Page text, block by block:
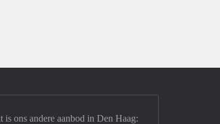
ons andere aanbod in Den Haag: